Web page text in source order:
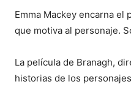
Emma Mackey encarna
que motiva al personaje.
La película de Branagh,
historias de los